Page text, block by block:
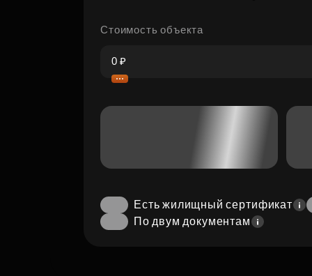
Стоимость объекта
Есть жилищный сертификат
По двум документам